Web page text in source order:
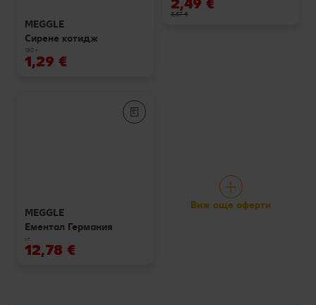
MEGGLE
Сирене котидж
180 г
1,29 €
3,57 €
MEGGLE
Ементал Германия
кг
12,78 €
Виж още оферти